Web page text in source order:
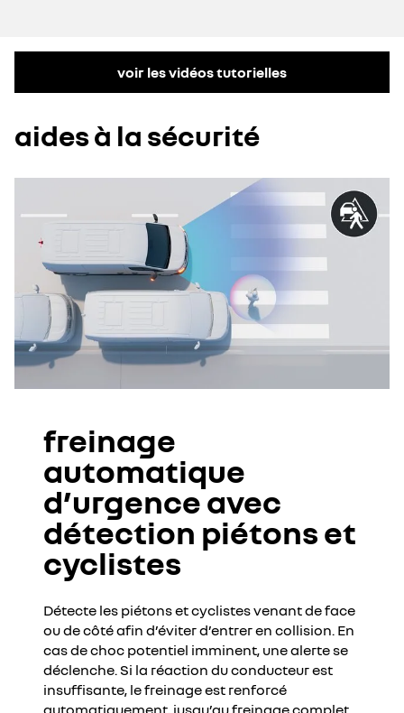
voir les vidéos tutorielles
aides à la sécurité
freinage
automatique
d’urgence avec
détection piétons et
cyclistes
Détecte les piétons et cyclistes venant de face
ou de côté afin d’éviter d’entrer en collision. En
cas de choc potentiel imminent, une alerte se
déclenche. Si la réaction du conducteur est
insuffisante, le freinage est renforcé
automatiquement, jusqu’au freinage complet